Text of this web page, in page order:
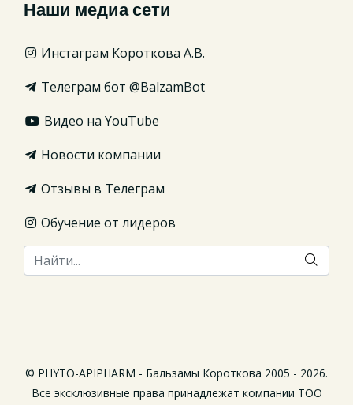
Наши медиа сети
Инстаграм Короткова А.В.
Телеграм бот @BalzamBot
Видео на YouTube
Новости компании
Отзывы в Телеграм
Обучение от лидеров
© PHYTO-APIPHARM - Бальзамы Короткова 2005 - 2026.
Все эксклюзивные права принадлежат компании ТОО